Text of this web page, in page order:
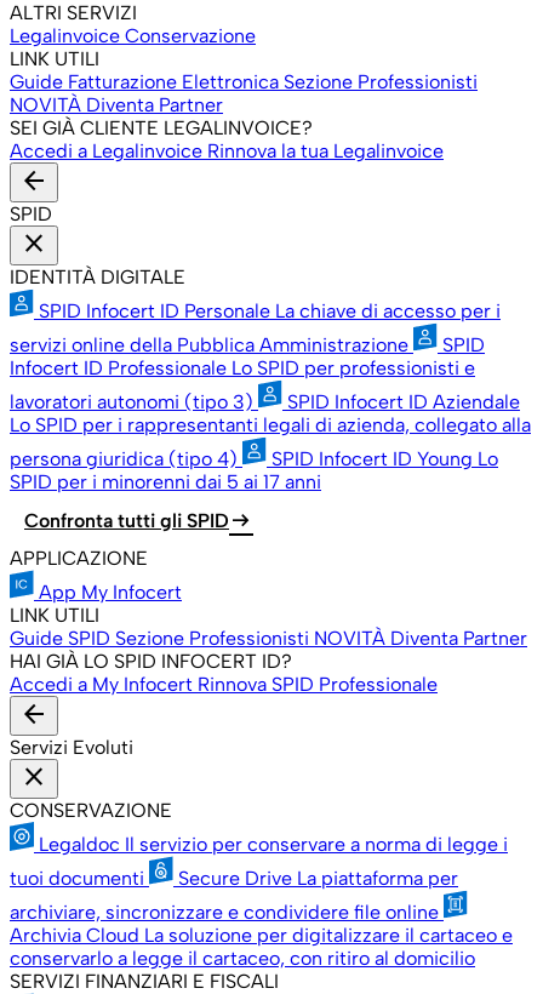
ALTRI SERVIZI
Legalinvoice Conservazione
LINK UTILI
Guide Fatturazione Elettronica Sezione Professionisti
NOVITÀ Diventa Partner
SEI GIÀ CLIENTE LEGALINVOICE?
Accedi a Legalinvoice Rinnova la tua Legalinvoice
arrow_back
SPID
close
IDENTITÀ DIGITALE
SPID Infocert ID Personale La chiave di accesso per i
servizi online della Pubblica Amministrazione
SPID
Infocert ID Professionale Lo SPID per professionisti e
lavoratori autonomi (tipo 3)
SPID Infocert ID Aziendale
Lo SPID per i rappresentanti legali di azienda, collegato alla
persona giuridica (tipo 4)
SPID Infocert ID Young Lo
SPID per i minorenni dai 5 ai 17 anni
Confronta tutti gli SPID arrow_right_alt
APPLICAZIONE
App My Infocert
LINK UTILI
Guide SPID Sezione Professionisti NOVITÀ Diventa Partner
HAI GIÀ LO SPID INFOCERT ID?
Accedi a My Infocert Rinnova SPID Professionale
arrow_back
Servizi Evoluti
close
CONSERVAZIONE
Legaldoc Il servizio per conservare a norma di legge i
tuoi documenti
Secure Drive La piattaforma per
archiviare, sincronizzare e condividere file online
Archivia Cloud La soluzione per digitalizzare il cartaceo e
conservarlo a legge il cartaceo, con ritiro al domicilio
SERVIZI FINANZIARI E FISCALI